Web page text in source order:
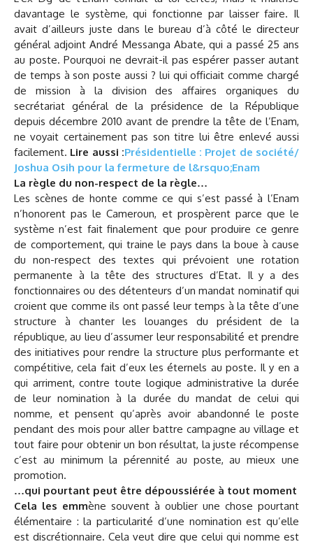
davantage le système, qui fonctionne par laisser faire. Il
avait d’ailleurs juste dans le bureau d’à côté le directeur
général adjoint André Messanga Abate, qui a passé 25 ans
au poste. Pourquoi ne devrait-il pas espérer passer autant
de temps à son poste aussi ? lui qui officiait comme chargé
de mission à la division des affaires organiques du
secrétariat général de la présidence de la République
depuis décembre 2010 avant de prendre la tête de l’Enam,
ne voyait certainement pas son titre lui être enlevé aussi
facilement. Lire aussi :Présidentielle : Projet de société/
Joshua Osih pour la fermeture de l&rsquo;Enam
La règle du non-respect de la règle…
Les scènes de honte comme ce qui s’est passé à l’Enam
n’honorent pas le Cameroun, et prospèrent parce que le
système n’est fait finalement que pour produire ce genre
de comportement, qui traine le pays dans la boue à cause
du non-respect des textes qui prévoient une rotation
permanente à la tête des structures d’Etat. Il y a des
fonctionnaires ou des détenteurs d’un mandat nominatif qui
croient que comme ils ont passé leur temps à la tête d’une
structure à chanter les louanges du président de la
république, au lieu d’assumer leur responsabilité et prendre
des initiatives pour rendre la structure plus performante et
compétitive, cela fait d’eux les éternels au poste. Il y en a
qui arriment, contre toute logique administrative la durée
de leur nomination à la durée du mandat de celui qui
nomme, et pensent qu’après avoir abandonné le poste
pendant des mois pour aller battre campagne au village et
tout faire pour obtenir un bon résultat, la juste récompense
c’est au minimum la pérennité au poste, au mieux une
promotion.
…qui pourtant peut être dépoussiérée à tout moment
Cela les emmène souvent à oublier une chose pourtant
élémentaire : la particularité d’une nomination est qu’elle
est discrétionnaire. Cela veut dire que celui qui nomme est